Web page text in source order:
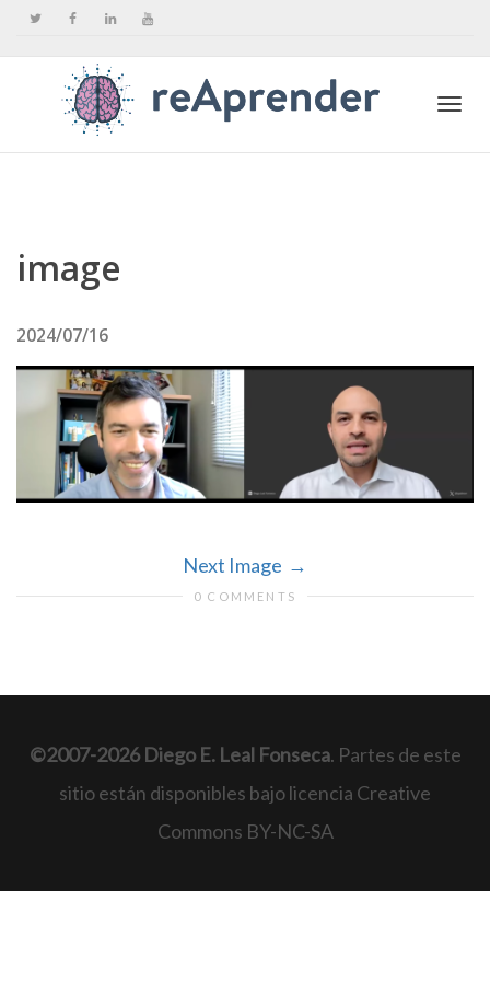
image
2024/07/16
Next Image
0 COMMENTS
©2007-2026 Diego E. Leal Fonseca. Partes de este
sitio están disponibles bajo licencia Creative
Commons BY-NC-SA